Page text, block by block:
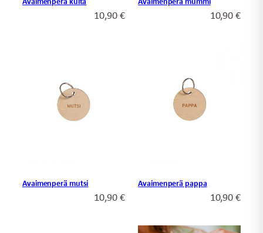
10,90€ 10,90€
Avaimenperä mutsi
10,90€
Avaimenperä pappa
10,90€